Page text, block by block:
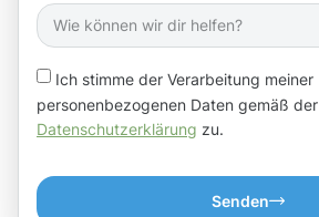
Ich stimme der Verarbeitung meiner
personenbezogenen Daten gemäß der
Datenschutzerklärung zu.
Senden